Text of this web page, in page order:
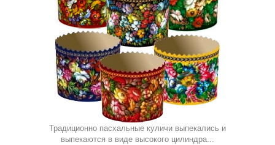
Традиционно пасхальные куличи выпекались и
выпекаются в виде высокого цилиндра...